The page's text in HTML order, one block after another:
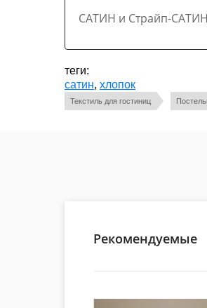
САТИН и Страйп-САТИН
теги:
сатин, хлопок
Текстиль для гостиниц
Рекомендуемые